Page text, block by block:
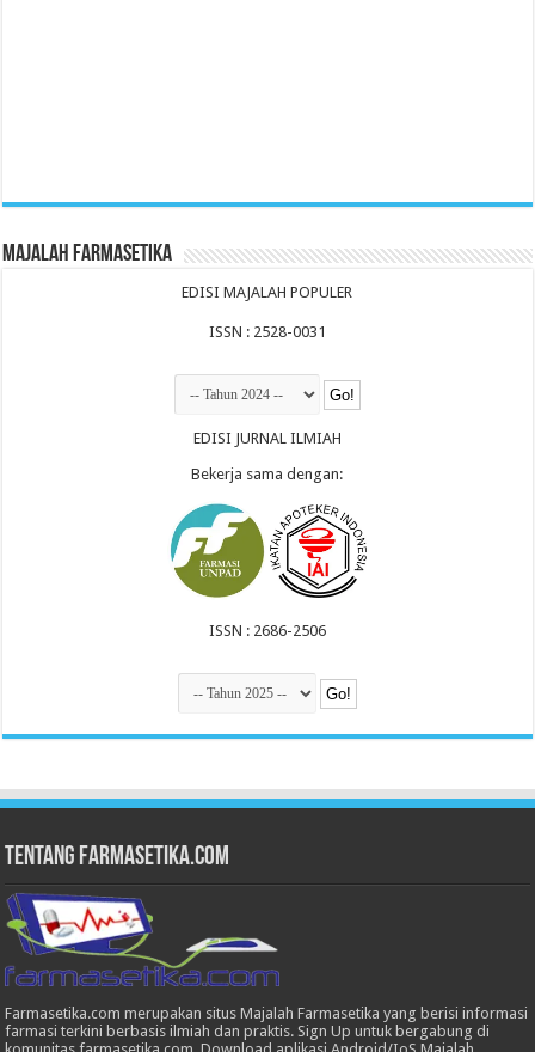
Majalah Farmasetika
EDISI MAJALAH POPULER
ISSN : 2528-0031
EDISI JURNAL ILMIAH
Bekerja sama dengan:
ISSN : 2686-2506
Tentang Farmasetika.com
Farmasetika.com merupakan situs Majalah Farmasetika yang berisi informasi
farmasi terkini berbasis ilmiah dan praktis. Sign Up untuk bergabung di